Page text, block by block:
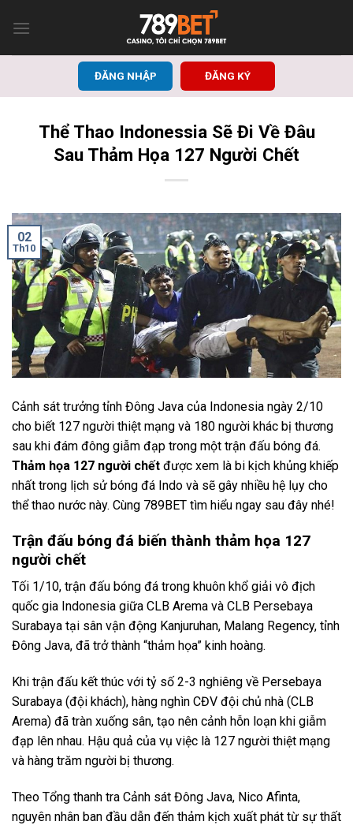
qua
ĐĂNG NHẬP ĐĂNG KÝ
Thể Thao Indonessia Sẽ Đi Về Đâu
Sau Thảm Họa 127 Người Chết
02
Th10
Cảnh sát trưởng tỉnh Đông Java của Indonesia ngày 2/10
cho biết 127 người thiệt mạng và 180 người khác bị thương
sau khi đám đông giẫm đạp trong một trận đấu bóng đá.
Thảm họa 127 người chết được xem là bi kịch khủng khiếp
nhất trong lịch sử bóng đá Indo và sẽ gây nhiều hệ lụy cho
thể thao nước này. Cùng 789BET tìm hiểu ngay sau đây nhé!
Trận đấu bóng đá biến thành thảm họa 127
người chết
Tối 1/10, trận đấu bóng đá trong khuôn khổ giải vô địch
quốc gia Indonesia giữa CLB Arema và CLB Persebaya
Surabaya tại sân vận động Kanjuruhan, Malang Regency, tỉnh
Đông Java, đã trở thành “thảm họa” kinh hoàng.
Khi trận đấu kết thúc với tỷ số 2-3 nghiêng về Persebaya
Surabaya (đội khách), hàng nghìn CĐV đội chủ nhà (CLB
Arema) đã tràn xuống sân, tạo nên cảnh hỗn loạn khi giẫm
đạp lên nhau. Hậu quả của vụ việc là 127 người thiệt mạng
và hàng trăm người bị thương.
Theo Tổng thanh tra Cảnh sát Đông Java, Nico Afinta,
nguyên nhân ban đầu dẫn đến thảm kịch xuất phát từ sự thất